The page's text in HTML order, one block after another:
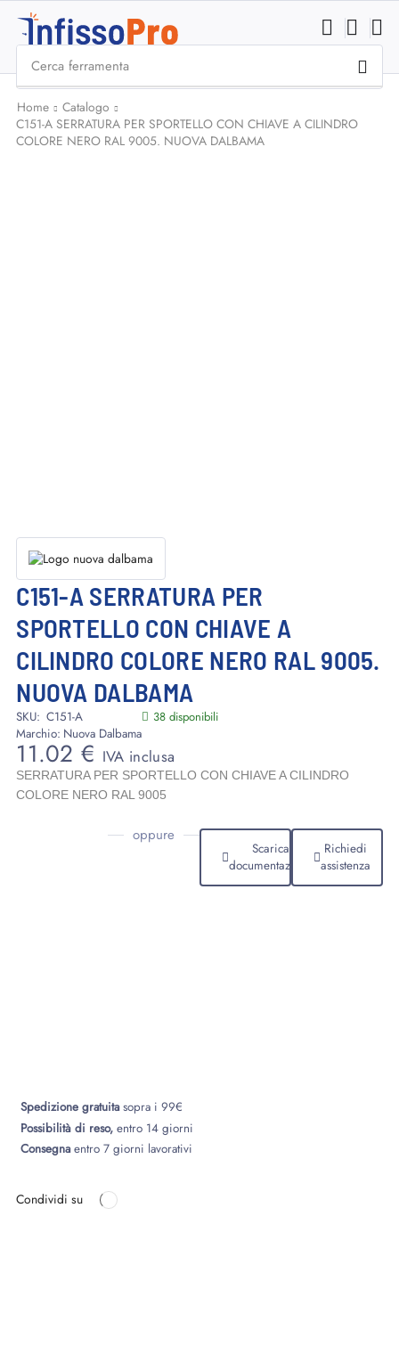
Cerca ferramenta
Home
Catalogo
C151-A SERRATURA PER SPORTELLO CON CHIAVE A CILINDRO
COLORE NERO RAL 9005. NUOVA DALBAMA
C151-A SERRATURA PER
SPORTELLO CON CHIAVE A
CILINDRO COLORE NERO RAL 9005.
NUOVA DALBAMA
SKU: C151-A
Marchio: Nuova Dalbama
38 disponibili
11.02€ IVA inclusa
SERRATURA PER SPORTELLO CON CHIAVE A CILINDRO
COLORE NERO RAL 9005
oppure
Scarica
documentazione
Richiedi
assistenza
Spedizione gratuitasopra i 99€
Possibilità di reso, entro 14 giorni
Consegnaentro 7 giorni lavorativi
Condividi su